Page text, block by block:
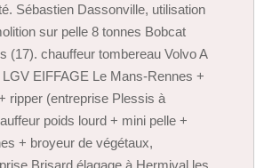
Sébastien Dassonville, utilisation
sur pelle 8 tonnes Bobcat
(17). chauffeur tombereau Volvo A
EIFFAGE Le Mans-Rennes +
ripper (entreprise Plessis à
poids lourd + mini pelle +
+ broyeur de végétaux,
Brisard élagage à Hermival les